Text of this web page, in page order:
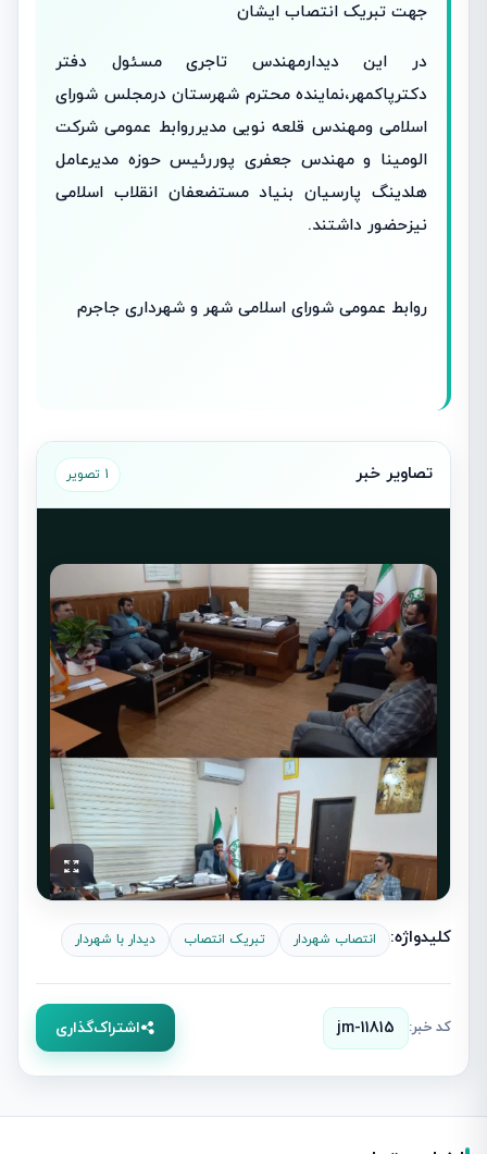
جهت تبریک انتصاب ایشان
در این دیدارمهندس تاجری مسئول دفتر
دکترپاکمهر،نماینده محترم شهرستان درمجلس شورای
اسلامی ومهندس قلعه نویی مدیرروابط عمومی شرکت
الومینا و مهندس جعفری پوررئیس حوزه مدیرعامل
هلدینگ پارسیان بنیاد مستضعفان انقلاب اسلامی
نیزحضور داشتند.
روابط عمومی شورای اسلامی شهر و شهرداری جاجرم
تصاویر خبر 1 تصویر
کلیدواژه: انتصاب شهردار تبریک انتصاب دیدار با شهردار
کد خبر: jm-11815 اشتراک‌گذاری